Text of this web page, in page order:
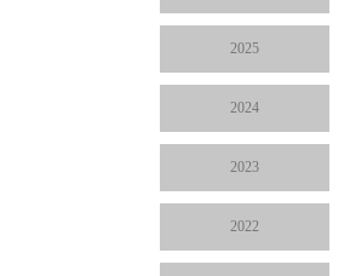
2025
2024
2023
2022